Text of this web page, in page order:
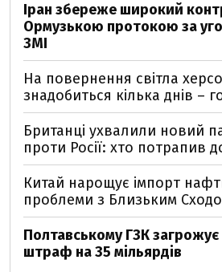
Іран збереже широкий
Ормузькою протокою за
ЗМІ
На повернення світла
знадобиться кілька днів –
Британці ухвалили новий
проти Росії: хто потрапив
Китай нарощує імпорт
проблеми з Близьким
Полтавському ГЗК
штраф на 35 мільярдів